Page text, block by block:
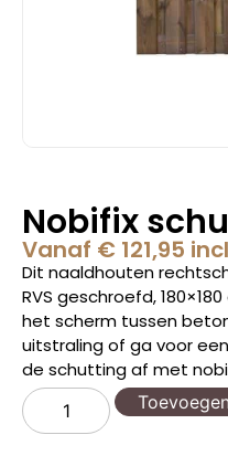
Nobifix
Vanaf € 121,95
Dit naaldhouten
RVS geschroefd,
het scherm tussen
uitstraling of ga voor
de schutting af met